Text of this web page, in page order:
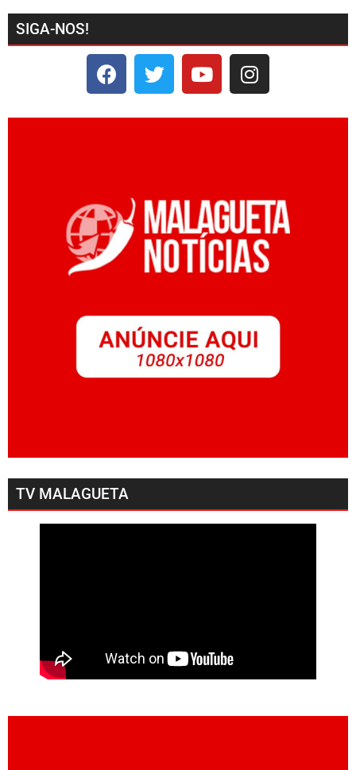
SIGA-NOS!
TV MALAGUETA